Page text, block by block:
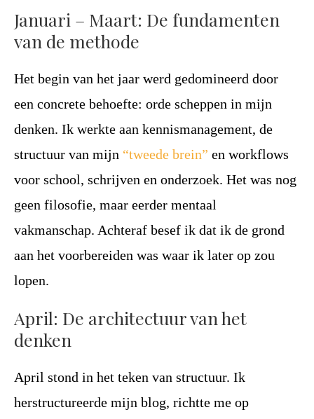
Januari – Maart: De fundamenten
van de methode
Het begin van het jaar werd gedomineerd door
een concrete behoefte: orde scheppen in mijn
denken. Ik werkte aan kennismanagement, de
structuur van mijn “tweede brein” en workflows
voor school, schrijven en onderzoek. Het was nog
geen filosofie, maar eerder mentaal
vakmanschap. Achteraf besef ik dat ik de grond
aan het voorbereiden was waar ik later op zou
lopen.
April: De architectuur van het
denken
April stond in het teken van structuur. Ik
herstructureerde mijn blog, richtte me op